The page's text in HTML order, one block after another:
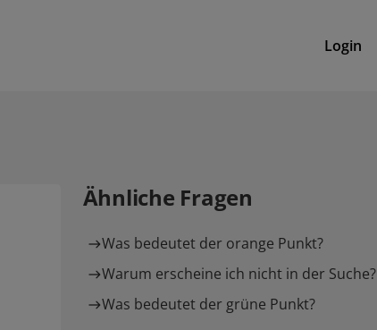
Login
Ähnliche Fragen
Was bedeutet der orange Punkt?
Warum erscheine ich nicht in der Suche?
Was bedeutet der grüne Punkt?